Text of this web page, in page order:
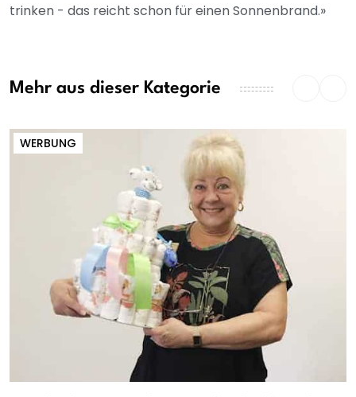
trinken - das reicht schon für einen Sonnenbrand.»
Mehr aus dieser Kategorie
WERBUNG